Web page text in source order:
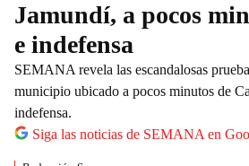
Jamundí, a pocos
e indefensa
SEMANA revela las escandalosas
municipio ubicado a pocos minutos de
indefensa.
Siga las noticias de SEMANA en